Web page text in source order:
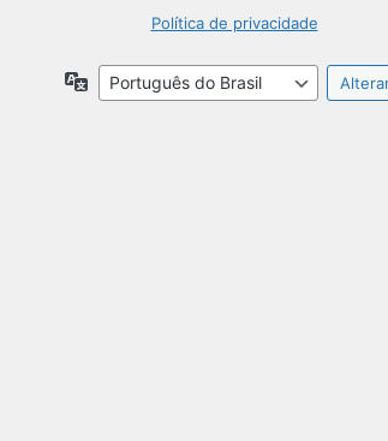
Política de privacidade
Idioma